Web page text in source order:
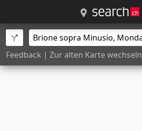
Feedback | Zur alten Karte wechseln